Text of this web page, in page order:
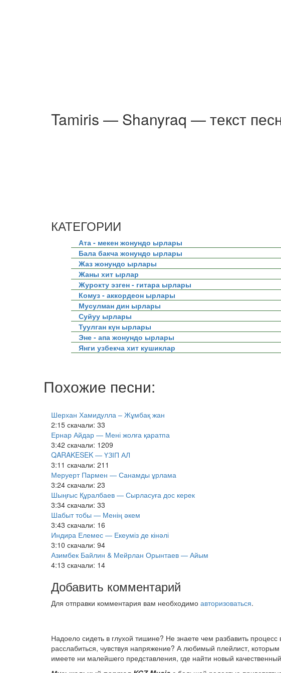
Tamiris — Shanyraq — текст
КАТЕГОРИИ
Ата - мекен жонундо ырлары
Бала бакча жонундо ырлары
Жаз жонундо ырлары
Жаны хит ырлар
Журокту эзген - гитара ырлары
Комуз - аккордеон ырлары
Мусулман дин ырлары
Суйуу ырлары
Туулган күн ырлары
Эне - апа жонундо ырлары
Янги узбекча хит кушиклар
Похожие песни:
Шерхан Хамидулла – Жұмбақ жан
2:15 скачали: 33
Ернар Айдар — Мені жолға қаратпа
3:42 скачали: 1209
QARAKESEK — ҮЗІП АЛ
3:11 скачали: 211
Меруерт Пармен — Санамды ұрлама
3:24 скачали: 23
Шыңғыс Құралбаев — Сырласуға дос керек
3:34 скачали: 33
Шабыт тобы — Менің әкем
3:43 скачали: 16
Индира Елемес — Екеуміз де кінәлі
3:10 скачали: 94
Азимбек Байлин & Мейрлан Орынтаев — Айым
4:13 скачали: 14
Добавить комментарий
Для отправки комментария вам необходимо авторизоваться.
Надоело сидеть в глухой тишине? Не знаете чем разбавить
расслабиться, чувствуя напряжение? А любимый плейлист,
имеете ни малейшего представления, где найти новый